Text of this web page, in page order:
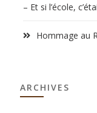
– Et si l’école,
Hommage au
ARCHIVES